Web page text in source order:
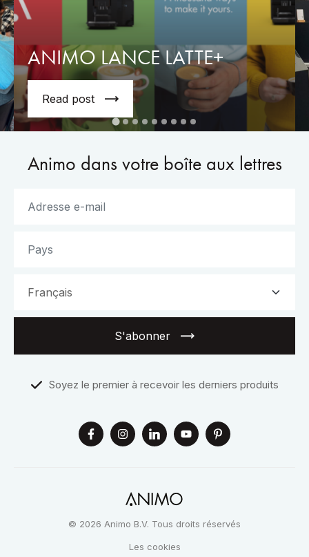
ANIMO LANCE LATTE+
Read post
Animo dans votre boîte aux lettres
S'abonner
Soyez le premier à recevoir les derniers produits
© 2026 Animo B.V. Tous droits réservés
Les cookies